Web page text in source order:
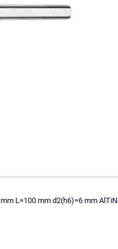
L=100 mm d2(h6)=6 mm AlTiN